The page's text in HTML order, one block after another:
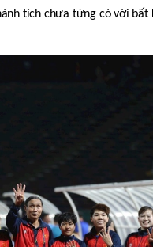
tích chưa từng có với bất